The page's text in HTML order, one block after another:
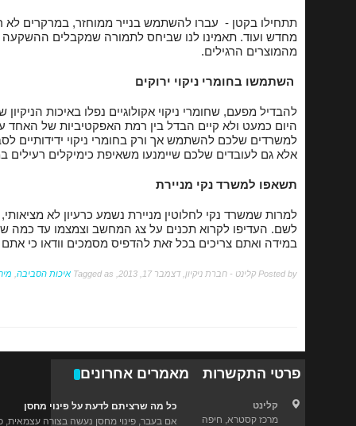
תתחילו בקטן - עברו להשתמש בנייר ממוחזר, במרקרים לא
מחדש ועוד. תאמינו לנו שביחס לתמורה שמקבלים
מהמוצרים הרגילים.
השתמשו בחומרי ניקוי ירוקים
להבדיל מפעם, שחומרי ניקוי אקולוגיים נפלו באיכות
היום כמעט ולא קיים הבדל בין רמת האפקטיביות של האחד
למשרדים שלכם להשתמש אך ורק בחומרי ניקוי ידידותיים
אלא גם לעובדים שלכם שיימנעו משאיפת כימיקלים רעילים
תשאפו למשרד נקי מניירת
למרות שמשרד נקי לחלוטין מניירת נשמע כרעיון לא
לשם. העדיפו לקרוא תכנים על צג המחשב וצמצמו עד כמה
במידה ואתם צריכים בכל זאת להדפיס מסמכים וודאו כי
Posted by קלינט - חברת ניקיון ,דצמבר 17, 2013 איכות הסביבה
פרטי התקשרות
קלינט
מרכז קסטרא, חיפה
מאמרים אחרונים
כל מה שרציתם לדעת על פינוי מחסן
אם בעבר, פינוי מחסן נעשה בצורה עצמאית,